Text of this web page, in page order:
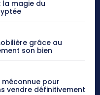
la magie du
grâce au
son bien
pour
vendre définitivement